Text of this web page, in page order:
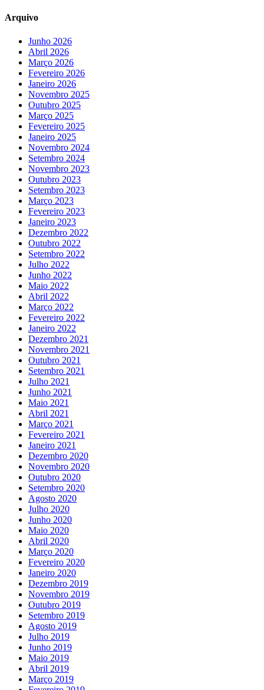
Arquivo
Junho 2026
Abril 2026
Março 2026
Fevereiro 2026
Janeiro 2026
Novembro 2025
Outubro 2025
Março 2025
Fevereiro 2025
Janeiro 2025
Novembro 2024
Setembro 2024
Novembro 2023
Outubro 2023
Setembro 2023
Março 2023
Fevereiro 2023
Janeiro 2023
Dezembro 2022
Outubro 2022
Setembro 2022
Julho 2022
Junho 2022
Maio 2022
Abril 2022
Março 2022
Fevereiro 2022
Janeiro 2022
Dezembro 2021
Novembro 2021
Outubro 2021
Setembro 2021
Julho 2021
Junho 2021
Maio 2021
Abril 2021
Março 2021
Fevereiro 2021
Janeiro 2021
Dezembro 2020
Novembro 2020
Outubro 2020
Setembro 2020
Agosto 2020
Julho 2020
Junho 2020
Maio 2020
Abril 2020
Março 2020
Fevereiro 2020
Janeiro 2020
Dezembro 2019
Novembro 2019
Outubro 2019
Setembro 2019
Agosto 2019
Julho 2019
Junho 2019
Maio 2019
Abril 2019
Março 2019